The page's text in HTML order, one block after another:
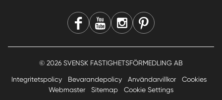
© 2026 SVENSK FASTIGHETSFÖRMEDLING AB
Integritetspolicy Bevarandepolicy Användarvillkor
Cookies
Webmaster
Sitemap Cookie Settings